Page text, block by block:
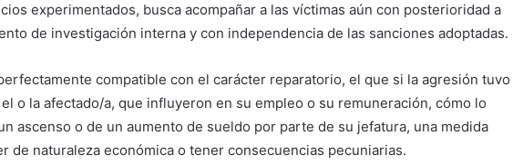
experimentados, busca acompañar a las víctimas aún con posterioridad a
de investigación interna y con independencia de las sanciones adoptadas.
compatible con el carácter reparatorio, el que si la agresión tuvo
o la afectado/a, que influyeron en su empleo o su remuneración, cómo lo
ascenso o de un aumento de sueldo por parte de su jefatura, una medida
de naturaleza económica o tener consecuencias pecuniarias.